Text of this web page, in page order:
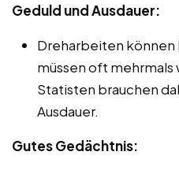
Geduld und Ausdauer:
Dreharbeiten können
müssen oft
Statisten brauchen
Ausdauer.
Gutes Gedächtnis: